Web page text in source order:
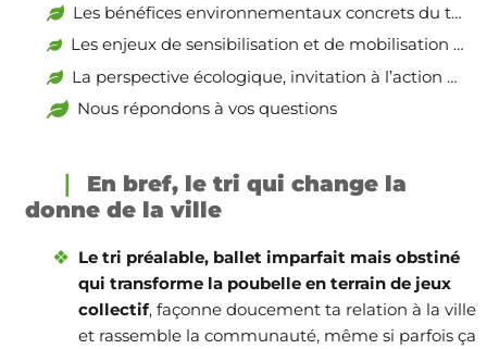
Les bénéfices environnementaux concrets du tri préalable
Les enjeux de sensibilisation et de mobilisation autour du tri préalable
La perspective écologique, invitation à l’action et à l’innovation
Nous répondons à vos questions
En bref, le tri qui change la
donne de la ville
Le tri préalable, ballet imparfait mais obstiné
qui transforme la poubelle en terrain de jeux
collectif, façonne doucement ta relation à la ville
et rassemble la communauté, même si parfois ça